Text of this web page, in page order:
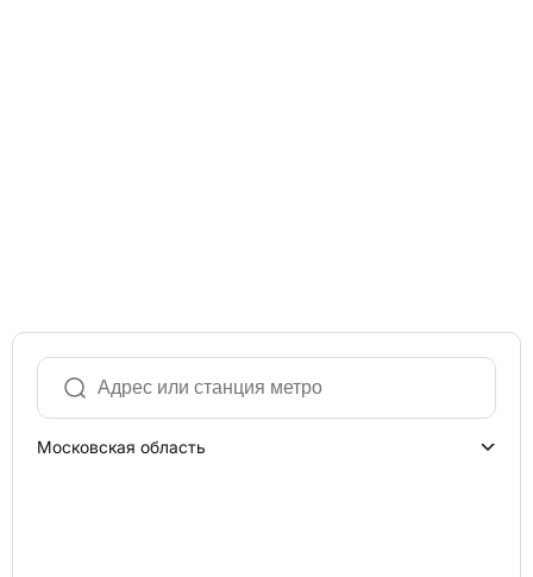
Московская область